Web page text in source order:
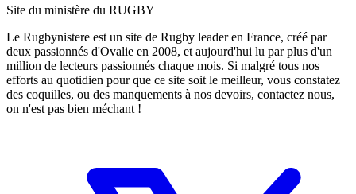
Site du ministère du RUGBY
Le Rugbynistere est un site de Rugby leader en France, créé par
deux passionnés d'Ovalie en 2008, et aujourd'hui lu par plus d'un
million de lecteurs passionnés chaque mois. Si malgré tous nos
efforts au quotidien pour que ce site soit le meilleur, vous constatez
des coquilles, ou des manquements à nos devoirs, contactez nous,
on n'est pas bien méchant !